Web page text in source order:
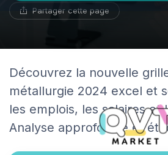
Partager cette page
Découvrez la nouvelle
métallurgie 2024 excel et
les emplois, les salaires et
Analyse approfondie et